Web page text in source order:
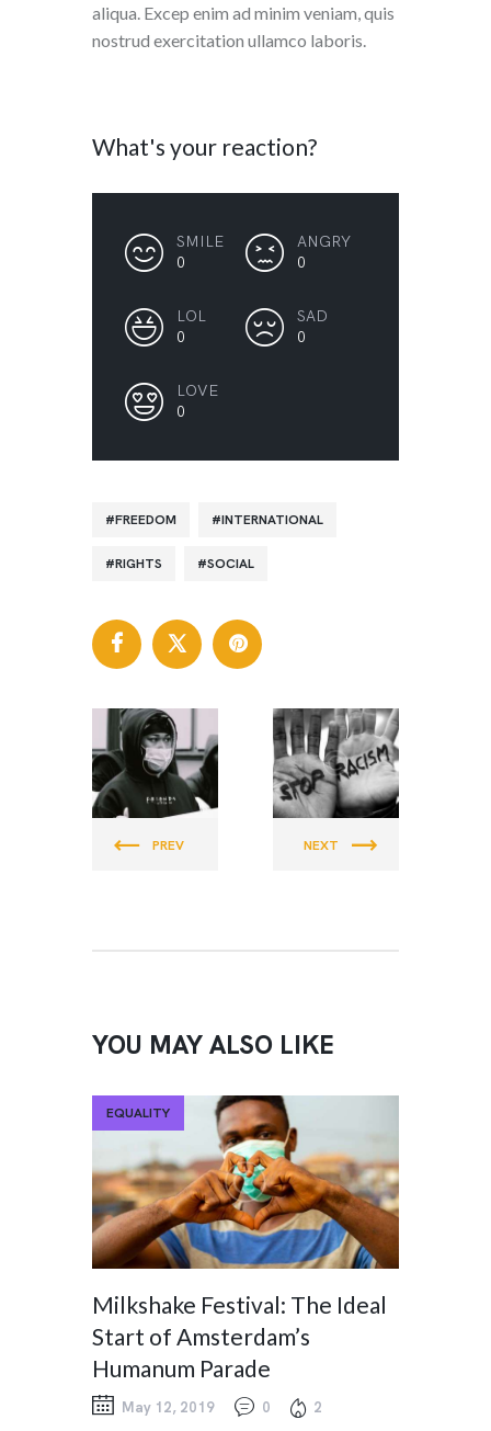
aliqua. Excep enim ad minim veniam, quis
nostrud exercitation ullamco laboris.
What's your reaction?
0
SMILE
0
ANGRY
0
LOL
0
SAD
0
LOVE
FREEDOM INTERNATIONAL
RIGHTS SOCIAL
PENNSYLVA
NIA VALUES
PREV
PENNSYLVA
NIA VALUES
NEXT
YOU MAY ALSO LIKE
EQUALITY
Milkshake Festival: The Ideal
Start of Amsterdam’s
Humanum Parade
May 12, 2019 0 2